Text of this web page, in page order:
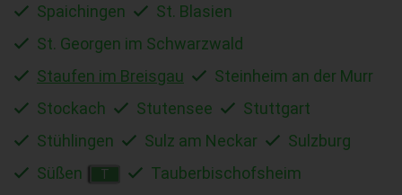
Spaichingen
St. Blasien
St. Georgen im Schwarzwald
Staufen im Breisgau
Steinheim an der Murr
Stockach
Stutensee
Stuttgart
Stühlingen
Sulz am Neckar
Sulzburg
Süßen
T
Tauberbischofsheim